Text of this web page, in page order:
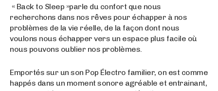
« Back to Sleep »parle du confort que nous
recherchons dans nos rêves pour échapper à nos
problèmes de la vie réelle, de la façon dont nous
voulons nous échapper vers un espace plus facile où
nous pouvons oublier nos problèmes.
Emportés sur un son Pop Électro familier, on est comme
happés dans un moment sonore agréable et entrainant,